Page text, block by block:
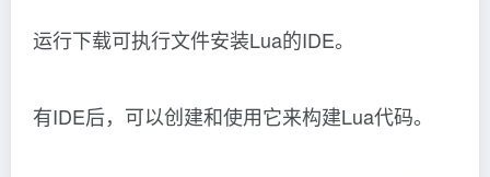
运行下载可执行文件安装Lua的IDE。
有IDE后，可以创建和使用它来构建Lua代码。